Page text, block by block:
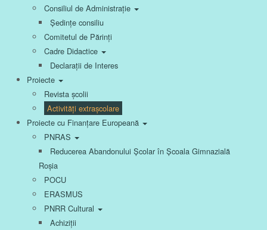
Consiliul de Administrație
Ședințe consiliu
Comitetul de Părinți
Cadre Didactice
Declarații de Interes
Proiecte
Revista școlii
Activități extrașcolare
Proiecte cu Finanțare Europeană
PNRAS
Reducerea Abandonului Școlar în Școala Gimnazială
Roșia
POCU
ERASMUS
PNRR Cultural
Achiziții